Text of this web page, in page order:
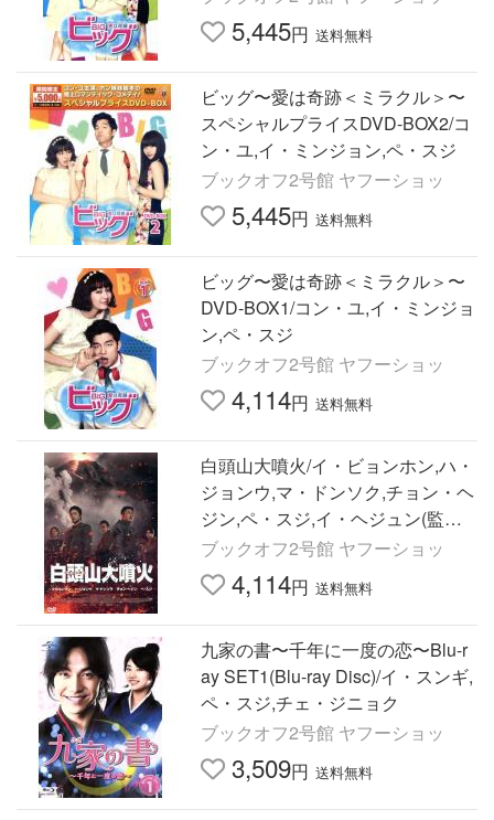
5,445円 送料無料
ビッグ〜愛は奇跡＜ミラクル＞〜
スペシャルプライスDVD-BOX2/コ
ン・ユ,イ・ミンジョン,ペ・スジ
ブックオフ2号館 ヤフーショッ
5,445円 送料無料
ビッグ〜愛は奇跡＜ミラクル＞〜
DVD-BOX1/コン・ユ,イ・ミンジョ
ン,ペ・スジ
ブックオフ2号館 ヤフーショッ
4,114円 送料無料
白頭山大噴火/イ・ビョンホン,ハ・
ジョンウ,マ・ドンソク,チョン・ヘ
ジン,ペ・スジ,イ・ヘジュン(監督),
キム・ビョンソ(監督)
ブックオフ2号館 ヤフーショッ
4,114円 送料無料
九家の書〜千年に一度の恋〜Blu-r
ay SET1(Blu-ray Disc)/イ・スンギ,
ペ・スジ,チェ・ジニョク
ブックオフ2号館 ヤフーショッ
3,509円 送料無料